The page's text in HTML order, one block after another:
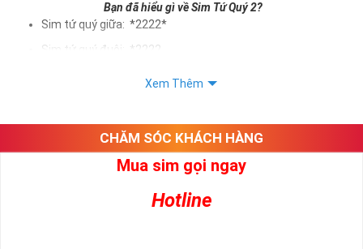
Bạn đã hiểu gì về Sim Tứ Quý 2?
Sim tứ quý giữa: *2222*
Sim tứ quý đuôi: *2222
như sự sắp xếp của các con số trong sim.
Ý nghĩa sim tứ quý 2
Xem Thêm
CHĂM SÓC KHÁCH HÀNG
Mua sim gọi ngay
Hotline